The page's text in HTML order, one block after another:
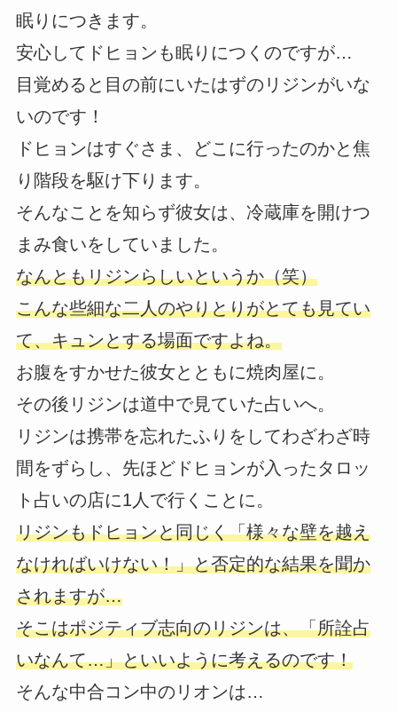
眠りにつきます。
安心してドヒョンも眠りにつくのですが…
目覚めると目の前にいたはずのリジンがいな
いのです！
ドヒョンはすぐさま、どこに行ったのかと焦
り階段を駆け下ります。
そんなことを知らず彼女は、冷蔵庫を開けつ
まみ食いをしていました。
なんともリジンらしいというか（笑）
こんな些細な二人のやりとりがとても見てい
て、キュンとする場面ですよね。
お腹をすかせた彼女とともに焼肉屋に。
その後リジンは道中で見ていた占いへ。
リジンは携帯を忘れたふりをしてわざわざ時
間をずらし、先ほどドヒョンが入ったタロッ
ト占いの店に1人で行くことに。
リジンもドヒョンと同じく「様々な壁を越え
なければいけない！」と否定的な結果を聞か
されますが…
そこはポジティブ志向のリジンは、「所詮占
いなんて…」といいように考えるのです！
そんな中合コン中のリオンは…